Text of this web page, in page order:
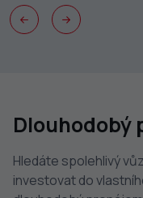
Dlouhodobý
Hledáte spolehlivý
investovat do